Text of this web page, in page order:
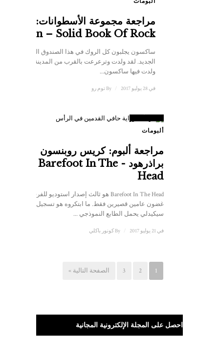
مراجعة مجموعة الأسطوانات:
Saxon – Solid Book Of Rock
ساكسون يجلبون كل الروك في هذا الصندوق الضخم
الجديد. لقد ولدت وترعرعت بالقرب من المدينة التي
ولدت فيها ساكسون...
في 28 يوليو 2017 توم رو 5
علامة
ألبومات
مراجعة ألبوم: كريس روبنسون
براذرهود - Barefoot In The
Head
Barefoot In The Head هو ثالث إصدار استوديو للفرقة في
غضون عامين قصيرين فقط. ما ابتكروه هو تسجيل كانتري
سيكيدلي يحمل الطابع النموذجي ...
في 21 يوليو 2017 كونور باكلي
1
2
3 الصفحة التالية »
احصل على المجلة الإلكترونية المجانية